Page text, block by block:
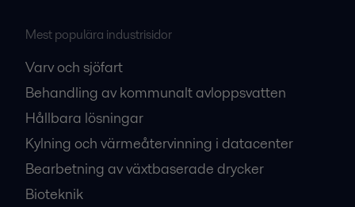
Mest populära industrisidor
Varv och sjöfart
Behandling av kommunalt avloppsvatten
Hållbara lösningar
Kylning och värmeåtervinning i datacenter
Bearbetning av växtbaserade drycker
Bioteknik